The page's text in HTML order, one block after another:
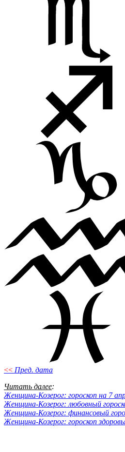
<< Пред. дата
Читать далее:
Женщина-Козерог: гороскоп на 7
Женщина-Козерог: любовный
Женщина-Козерог: финансовый
Женщина-Козерог: гороскоп